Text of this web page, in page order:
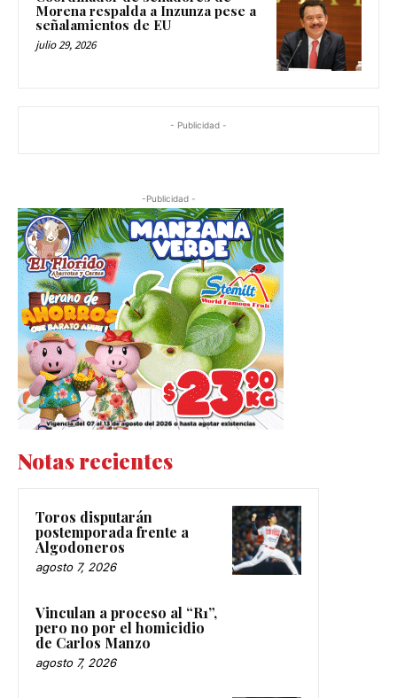
Morena respalda a Inzunza pese a
señalamientos de EU
julio 29, 2026
- Publicidad -
-Publicidad -
Notas recientes
Toros disputarán
postemporada frente a
Algodoneros
agosto 7, 2026
Vinculan a proceso al “R1”,
pero no por el homicidio
de Carlos Manzo
agosto 7, 2026